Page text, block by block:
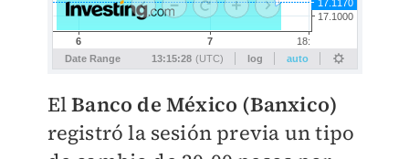
ElBanco de México (Banxico)
registró la sesión previa un tipo